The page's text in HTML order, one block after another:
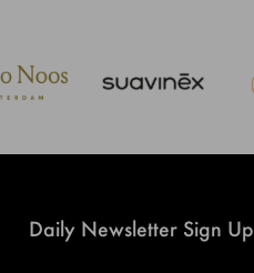
Daily Newsletter Sign Up